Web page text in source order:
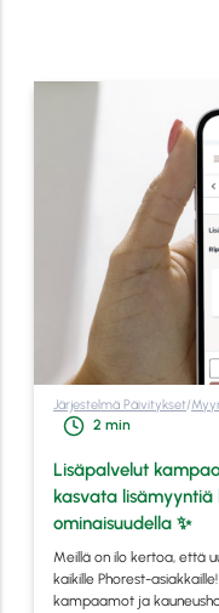
Järjestelmä Päivitykset/
2 min
Lisäpalvelut
kasvata lisämyyntiä
ominaisuudella ✨
Meillä on ilo kertoa, että
kaikille Phorest-
kampaamot ja